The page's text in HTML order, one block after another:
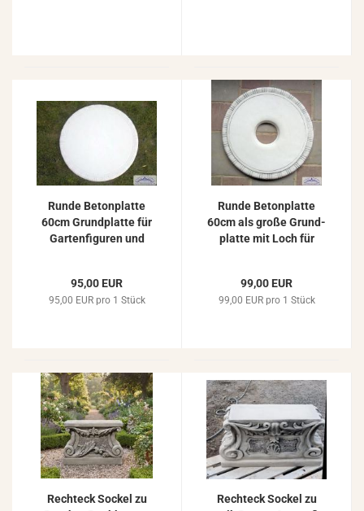
Runde Be­ton­plat­te
60cm Grund­plat­te für
Gar­ten­fi­gu­ren und
95,00 EUR
95,00 EUR pro 1 Stück
Runde Be­ton­plat­te
60cm als große Grund­
plat­te mit Loch für
gu­ren
99,00 EUR
99,00 EUR pro 1 Stück
Recht­eck So­ckel zu
Recht­eck So­ckel zu